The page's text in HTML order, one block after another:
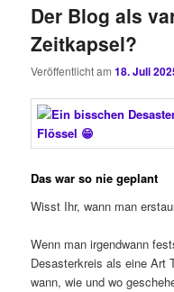
Der Blog als
Zeitkapsel?
Veröffentlicht am18. Juli
Das war so nie geplant
Wisst Ihr, wann man
Wenn man irgendwann
Desasterkreis als eine Art
wann, wie und wo